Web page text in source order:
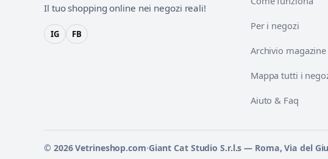
Il tuo shopping online nei negozi reali!
IG FB
Per i negozi
Archivio magazine
Mappa tutti i
Aiuto & Faq
© 2026 Vetrineshop.com·Giant Cat Studio S.r.l.s — Roma, Via del